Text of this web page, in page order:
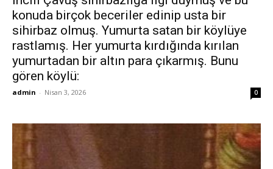
konuda birçok beceriler edinip usta bir
sihirbaz olmuş. Yumurta satan bir köylüye
rastlamış. Her yumurta kırdığında kırılan
yumurtadan bir altın para çıkarmış. Bunu
gören köylü:
admin - Nisan 3, 2026 0